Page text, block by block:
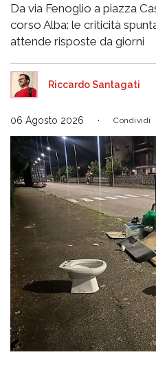
Da via Fenoglio a piazza
corso Alba: le criticità
attende risposte da giorni
Riccardo Santagati
06 Agosto 2026 Condividi